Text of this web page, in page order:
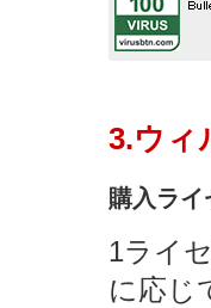
3.ウィ
購入ラ
1ライ
に応じ